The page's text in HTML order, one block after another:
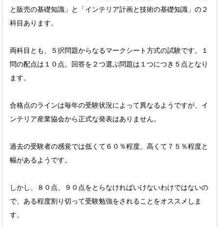
と販売の基礎知識」と「インテリア計画と技術の基礎知識」の２
科目あります。
両科目とも、５択問題からなるマークシート方式の試験です。１
問の配点は１０点。回答を２つ選ぶ問題は１つにつき５点となり
ます。
合格点のラインは毎年の受験状況によって異なるようですが、イ
ンテリア産業協会から正式な発表はありません。
過去の受験者の感覚では低くて６０％程度、高くて７５％程度と
幅があるようです。
しかし、８０点、９０点をとらなければいけないわけではないの
で、ある程度割り切って受験勉強をされることをオススメしま
す。